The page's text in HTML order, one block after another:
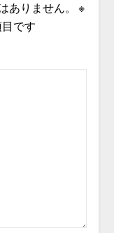
ありません。
※
です